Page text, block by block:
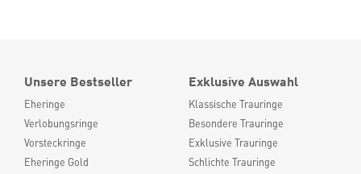
Unsere Bestseller
Eheringe
Verlobungsringe
Vorsteckringe
Eheringe Gold
Exklusive Auswahl
Klassische Trauringe
Besondere Trauringe
Exklusive Trauringe
Schlichte Trauringe